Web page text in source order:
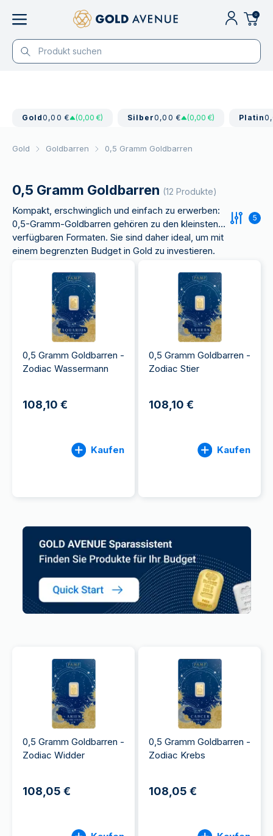
0
Gold0,00 € (0,00 €) Silber0,00 € (0,00 €) Platin
Gold Goldbarren 0,5 Gramm Goldbarren
0,5 Gramm Goldbarren (12 Produkte)
Kompakt, erschwinglich und einfach zu erwerben:
0,5-Gramm-Goldbarren gehören zu den kleinsten
verfügbaren Formaten. Sie sind daher ideal, um mit
einem begrenzten Budget in Gold zu investieren.
5
0,5 Gramm Goldbarren -
Zodiac Wassermann
108,10 €
Kaufen
0,5 Gramm Goldbarren -
Zodiac Stier
108,10 €
Kaufen
0,5 Gramm Goldbarren -
Zodiac Widder
108,05 €
0,5 Gramm Goldbarren -
Zodiac Krebs
108,05 €